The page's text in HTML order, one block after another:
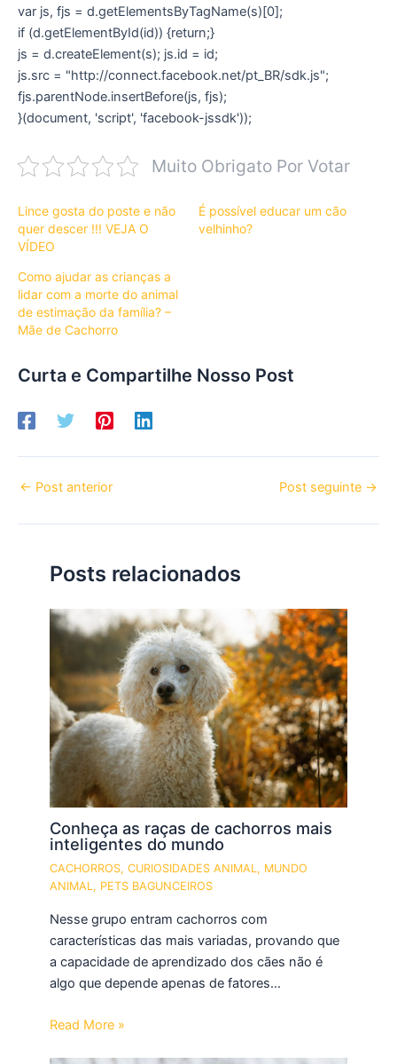
var js, fjs = d.getElementsByTagName(s)[0];
if (d.getElementById(id)) {return;}
js = d.createElement(s); js.id = id;
js.src = "http://connect.facebook.net/pt_BR/sdk.js";
fjs.parentNode.insertBefore(js, fjs);
}(document, 'script', 'facebook-jssdk'));
Muito Obrigato Por Votar
Lince gosta do poste e não
quer descer !!! VEJA O
VÍDEO
É possível educar um cão
velhinho?
Como ajudar as crianças a
lidar com a morte do animal
de estimação da família? –
Mãe de Cachorro
Curta e Compartilhe Nosso Post
← Post anterior Post seguinte →
Posts relacionados
Conheça as raças de cachorros mais
inteligentes do mundo
CACHORROS,CURIOSIDADES ANIMAL, MUNDO
ANIMAL, PETS BAGUNCEIROS
Nesse grupo entram cachorros com
características das mais variadas, provando que
a capacidade de aprendizado dos cães não é
algo que depende apenas de fatores…
Read More »